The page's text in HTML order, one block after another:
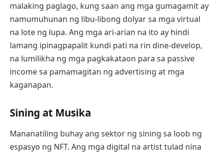
malaking paglago, kung saan ang mga gumagamit ay
namumuhunan ng libu-libong dolyar sa mga virtual
na lote ng lupa. Ang mga ari-arian na ito ay hindi
lamang ipinagpapalit kundi pati na rin dine-develop,
na lumilikha ng mga pagkakataon para sa passive
income sa pamamagitan ng advertising at mga
kaganapan.
Sining at Musika
Mananatiling buhay ang sektor ng sining sa loob ng
espasyo ng NFT. Ang mga digital na artist tulad nina